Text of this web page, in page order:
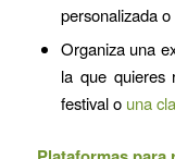
personalizada
Organiza una
la que quieres
festival o una